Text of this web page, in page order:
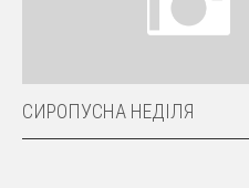
СИРОПУСНА НЕДІЛЯ